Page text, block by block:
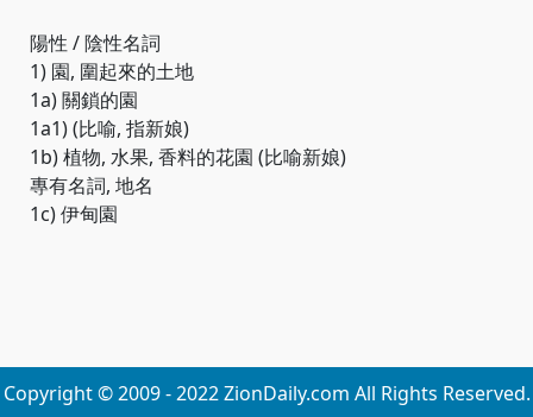
陽性 / 陰性名詞
1) 園, 圍起來的土地
1a) 關鎖的園
1a1) (比喻, 指新娘)
1b) 植物, 水果, 香料的花園 (比喻新娘)
專有名詞, 地名
1c) 伊甸園
Copyright © 2009 - 2022 ZionDaily.com All Rights Reserved.